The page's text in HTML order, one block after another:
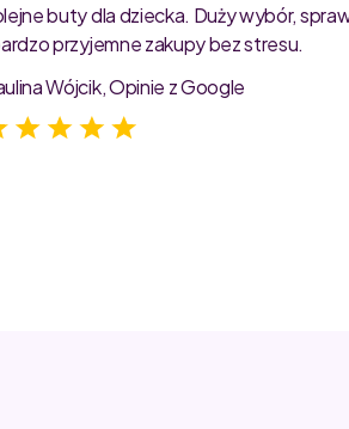
buty dla dziecka. Duży wybór,
przyjemne zakupy bez stresu.
Wójcik, Opinie z Google